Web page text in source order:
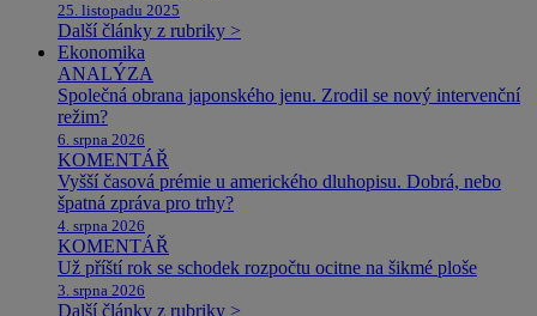
25. listopadu 2025
Další články z rubriky >
Ekonomika
ANALÝZA
Společná obrana japonského jenu. Zrodil se nový intervenční
režim?
6. srpna 2026
KOMENTÁŘ
Vyšší časová prémie u amerického dluhopisu. Dobrá, nebo
špatná zpráva pro trhy?
4. srpna 2026
KOMENTÁŘ
Už příští rok se schodek rozpočtu ocitne na šikmé ploše
3. srpna 2026
Další články z rubriky >